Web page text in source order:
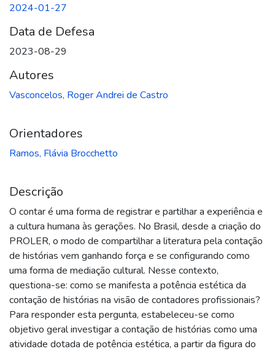
2024-01-27
Data de Defesa
2023-08-29
Autores
Vasconcelos, Roger Andrei de Castro
Orientadores
Ramos, Flávia Brocchetto
Descrição
O contar é uma forma de registrar e partilhar a experiência e
a cultura humana às gerações. No Brasil, desde a criação do
PROLER, o modo de compartilhar a literatura pela contação
de histórias vem ganhando força e se configurando como
uma forma de mediação cultural. Nesse contexto,
questiona-se: como se manifesta a potência estética da
contação de histórias na visão de contadores profissionais?
Para responder esta pergunta, estabeleceu-se como
objetivo geral investigar a contação de histórias como uma
atividade dotada de potência estética, a partir da figura do